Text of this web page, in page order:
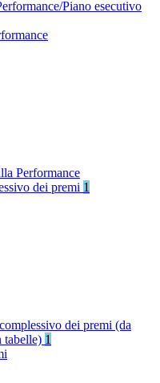
Piano esecutivo
Performance
dei premi 1
dei premi (da
tabelle) 1